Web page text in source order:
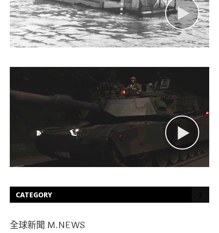
CATEGORY
全球新聞 M.NEWS